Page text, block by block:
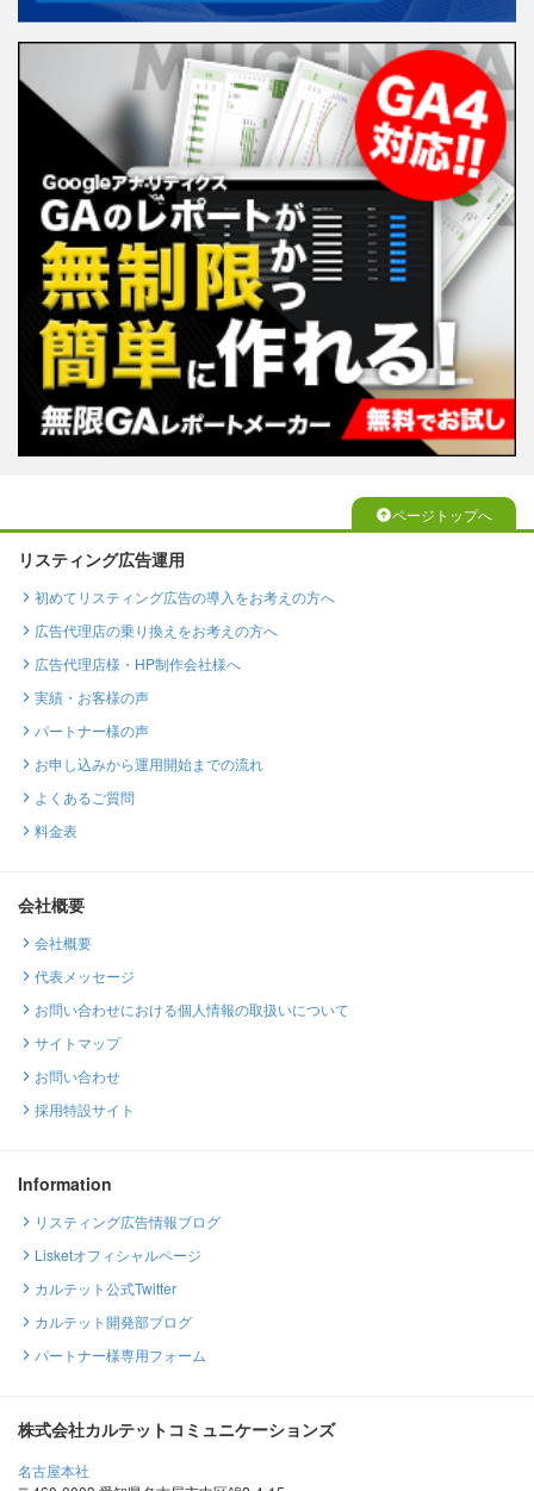
ページトップへ
リスティング広告運用
初めてリスティング広告の導入をお考えの方へ
広告代理店の乗り換えをお考えの方へ
広告代理店様・HP制作会社様へ
実績・お客様の声
パートナー様の声
お申し込みから運用開始までの流れ
よくあるご質問
料金表
会社概要
会社概要
代表メッセージ
お問い合わせにおける個人情報の取扱いについて
サイトマップ
お問い合わせ
採用特設サイト
Information
リスティング広告情報ブログ
Lisketオフィシャルページ
カルテット公式Twitter
カルテット開発部ブログ
パートナー様専用フォーム
株式会社カルテットコミュニケーションズ
名古屋本社